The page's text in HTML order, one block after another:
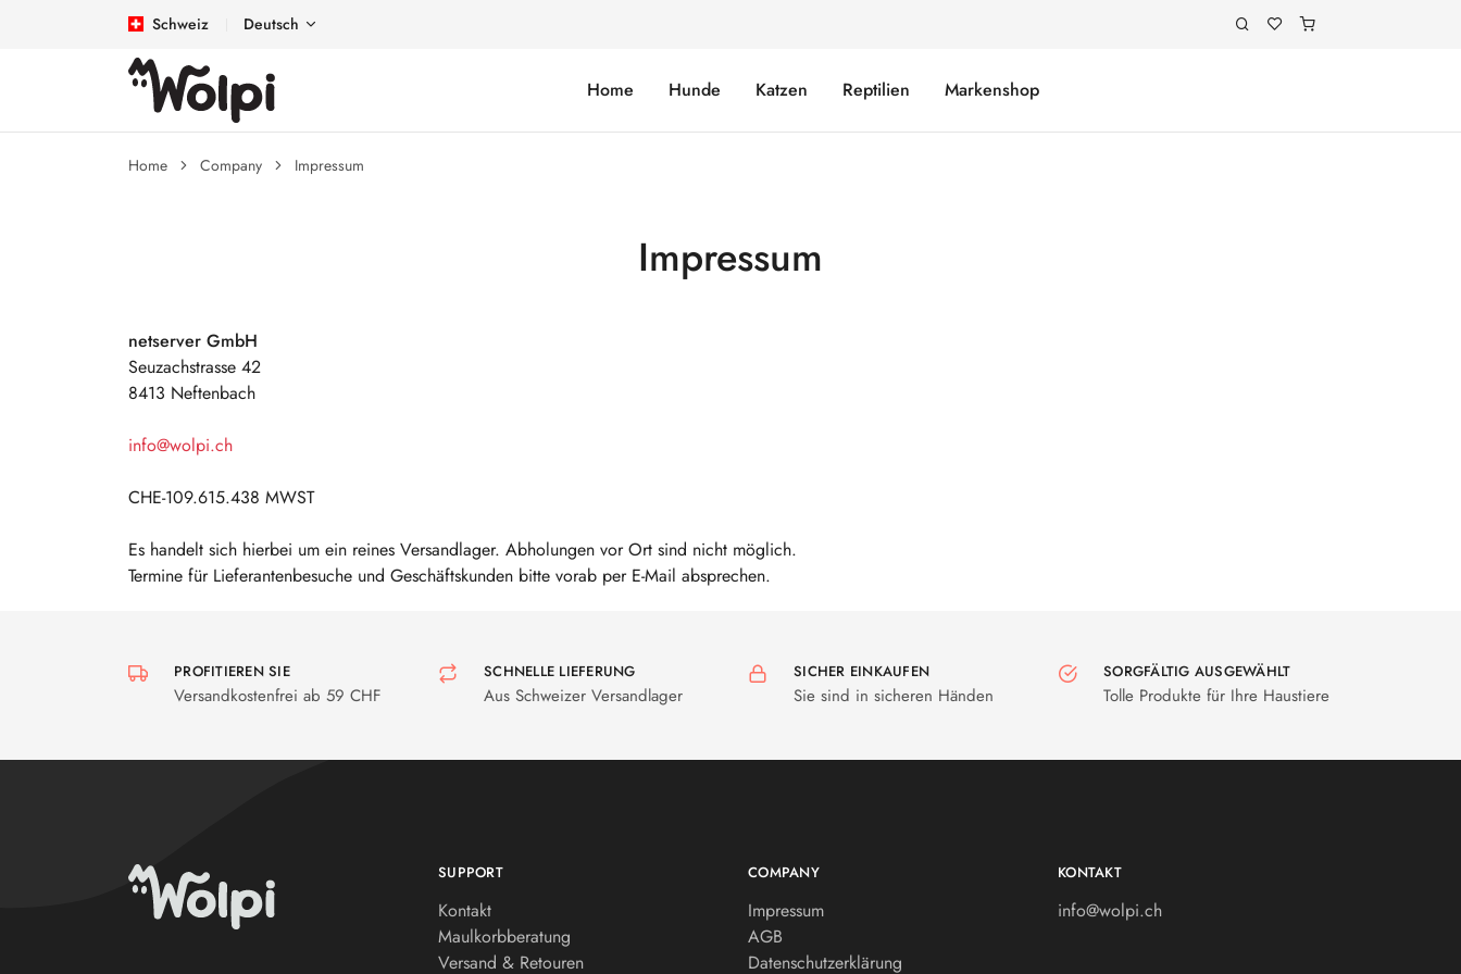
Schweiz Deutsch
Home Hunde Katzen Reptilien Markenshop
Home Company Impressum
Impressum
netserver GmbH
Seuzachstrasse 42
8413 Neftenbach
info@wolpi.ch
CHE-109.615.438 MWST
Es handelt sich hierbei um ein reines Versandlager. Abholungen vor Ort sind nicht möglich.
Termine für Lieferantenbesuche und Geschäftskunden bitte vorab per E-Mail absprechen.
PROFITIEREN SIE
Versandkostenfrei ab 59 CHF
SCHNELLE LIEFERUNG
Aus Schweizer Versandlager
SICHER EINKAUFEN
Sie sind in sicheren Händen
SORGFÄLTIG AUSGEWÄHLT
Tolle Produkte für Ihre Haustiere
SUPPORT
Kontakt
Maulkorbberatung
Versand & Retouren
COMPANY
Impressum
AGB
Datenschutzerklärung
KONTAKT
info@wolpi.ch